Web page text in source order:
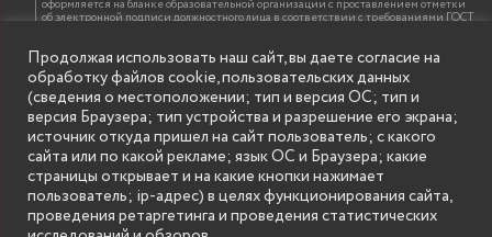
оформляется на бланке образовательной организации с проставлением отметки
об электронной подписи должностного лица в соответствии с требованиями ГОСТ
ИНФОРМАЦИЯ ДЛЯ ПРАВООБЛАДАТЕЛЕЙ
Все права на аудио и видео материалы, представленные на нашем сайте
принадлежат их законным владельцам и предназначены только для ознакомления.
Наличие материалов на сайте никаким образом не претендует на обозначение
нашего авторского права на данные материалы. Авторы не несут ответственности
за возможные последствия использования их в целях, запрещенных Уголовным
Кодексом Российской Федерации. Если вы соглашаетесь с указанными
условиями, то можете приступить к просмотру материалов. Иначе вы должны
немедленно покинуть сайт. Все материалы, размещенные на сайте, взяты с
открытых (общедоступных) источников. Если Вы являетесь правообладателем
Продолжая использовать наш сайт, вы даете согласие на
обработку файлов cookie, пользовательских данных
(сведения о местоположении; тип и версия ОС; тип и
версия Браузера; тип устройства и разрешение его экрана;
источник откуда пришел на сайт пользователь; с какого
сайта или по какой рекламе; язык ОС и Браузера; какие
страницы открывает и на какие кнопки нажимает
пользователь; ip-адрес) в целях функционирования сайта,
проведения ретаргетинга и проведения статистических